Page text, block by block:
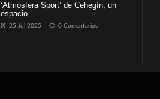
‘Atmósfera Sport’ de Cehegín, un
espacio ...
25 Jul 2025 0 Comentarios